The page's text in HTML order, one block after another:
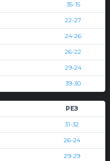
35-15
22-27
24-26
26-22
29-24
39-30
РЕЗ
31-32
26-24
29-29